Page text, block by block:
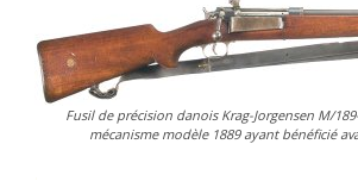
Fusil de précision danois Krag-Jorgensen M/
mécanisme modèle 1889 ayant bénéficié